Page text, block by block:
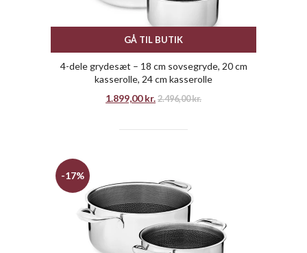
GÅ TIL BUTIK
4-dele grydesæt – 18 cm sovsegryde, 20 cm
kasserolle, 24 cm kasserolle
1.899,00kr. 2.496,00kr.
-17%